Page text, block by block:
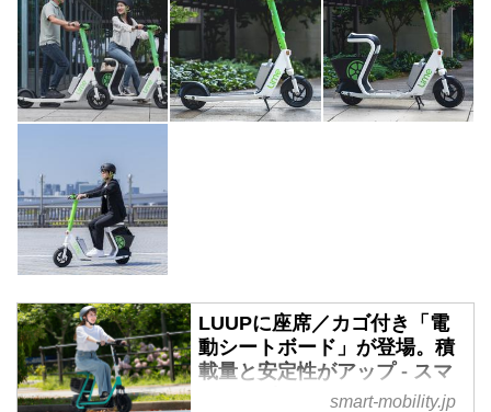
LUUPに座席／カゴ付き「電
動シートボード」が登場。積
載量と安定性がアップ - スマ
ートモビリティJPsmart-mobility.jp